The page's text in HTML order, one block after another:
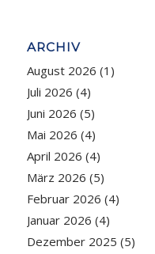
ARCHIV
August 2026 (1)
Juli 2026 (4)
Juni 2026 (5)
Mai 2026 (4)
April 2026 (4)
März 2026 (5)
Februar 2026 (4)
Januar 2026 (4)
Dezember 2025 (5)